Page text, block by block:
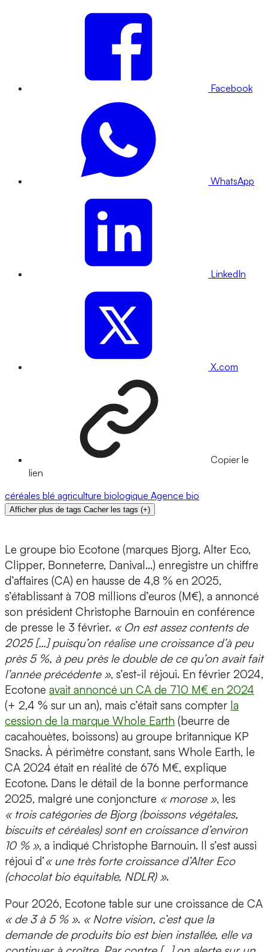
Facebook
WhatsApp
LinkedIn
X.com
Copier le
lien
céréales blé agriculture biologique Agence bio
Afficher plus de tags Cacher les tags (+)
Le groupe bio Ecotone (marques Bjorg, Alter Eco,
Clipper, Bonneterre, Danival…) enregistre un chiffre
d’affaires (CA) en hausse de 4,8 % en 2025,
s’établissant à 708 millions d’euros (M€), a annoncé
son président Christophe Barnouin en conférence
de presse le 3 février. « On est assez contents de
2025 […] puisqu’on réalise une croissance d’à peu
près 5 %, à peu près le double de ce qu’on avait fait
l’année précédente », s’est-il réjoui. En février 2024,
Ecotone avait annoncé un CA de 710 M€ en 2024
(+ 2,4 % sur un an), mais c’était sans compter la
cession de la marque Whole Earth (beurre de
cacahouètes, boissons) au groupe britannique KP
Snacks. À périmètre constant, sans Whole Earth, le
CA 2024 était en réalité de 676 M€, explique
Ecotone. Dans le détail de la bonne performance
2025, malgré une conjoncture « morose », les
« trois catégories de Bjorg (boissons végétales,
biscuits et céréales) sont en croissance d’environ
10 % », a indiqué Christophe Barnouin. Il s’est aussi
réjoui d’« une très forte croissance d’Alter Eco
(chocolat bio équitable, NDLR) ».
Pour 2026, Ecotone table sur une croissance de CA
« de 3 à 5 % ». « Notre vision, c’est que la
demande de produits bio est bien installée, elle va